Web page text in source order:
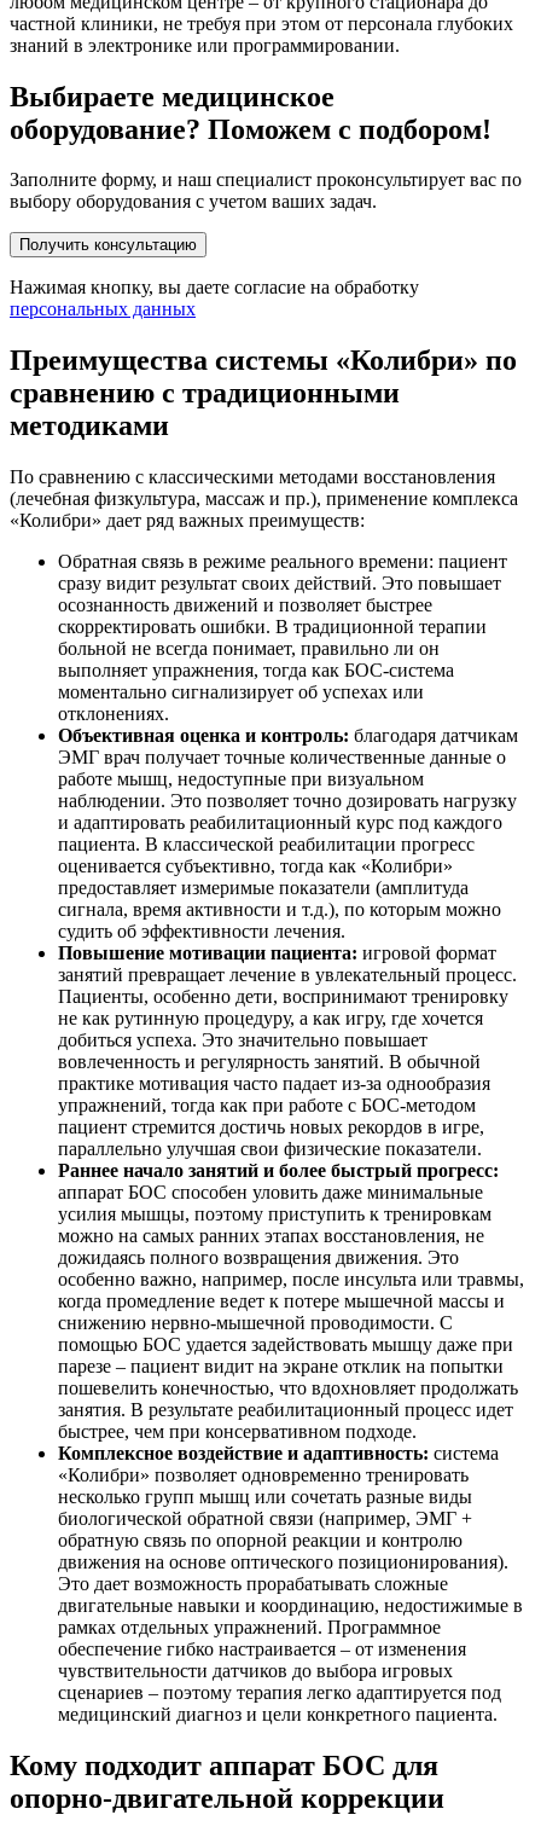
частной клиники, не требуя при этом от персонала глубоких
знаний в электронике или программировании.
Выбираете медицинское
оборудование? Поможем с подбором!
Заполните форму, и наш специалист проконсультирует вас по
выбору оборудования с учетом ваших задач.
Получить консультацию
Нажимая кнопку, вы даете согласие на обработку
персональных данных
Преимущества системы «Колибри» по
сравнению с традиционными
методиками
По сравнению с классическими методами восстановления
(лечебная физкультура, массаж и пр.), применение комплекса
«Колибри» дает ряд важных преимуществ:
Обратная связь в режиме реального времени: пациент
сразу видит результат своих действий. Это повышает
осознанность движений и позволяет быстрее
скорректировать ошибки. В традиционной терапии
больной не всегда понимает, правильно ли он
выполняет упражнения, тогда как БОС-система
моментально сигнализирует об успехах или
отклонениях.
Объективная оценка и контроль: благодаря датчикам
ЭМГ врач получает точные количественные данные о
работе мышц, недоступные при визуальном
наблюдении. Это позволяет точно дозировать нагрузку
и адаптировать реабилитационный курс под каждого
пациента. В классической реабилитации прогресс
оценивается субъективно, тогда как «Колибри»
предоставляет измеримые показатели (амплитуда
сигнала, время активности и т.д.), по которым можно
судить об эффективности лечения.
Повышение мотивации пациента: игровой формат
занятий превращает лечение в увлекательный процесс.
Пациенты, особенно дети, воспринимают тренировку
не как рутинную процедуру, а как игру, где хочется
добиться успеха. Это значительно повышает
вовлеченность и регулярность занятий. В обычной
практике мотивация часто падает из-за однообразия
упражнений, тогда как при работе с БОС-методом
пациент стремится достичь новых рекордов в игре,
параллельно улучшая свои физические показатели.
Раннее начало занятий и более быстрый прогресс:
аппарат БОС способен уловить даже минимальные
усилия мышцы, поэтому приступить к тренировкам
можно на самых ранних этапах восстановления, не
дожидаясь полного возвращения движения. Это
особенно важно, например, после инсульта или травмы,
когда промедление ведет к потере мышечной массы и
снижению нервно-мышечной проводимости. С
помощью БОС удается задействовать мышцу даже при
парезе – пациент видит на экране отклик на попытки
пошевелить конечностью, что вдохновляет продолжать
занятия. В результате реабилитационный процесс идет
быстрее, чем при консервативном подходе.
Комплексное воздействие и адаптивность: система
«Колибри» позволяет одновременно тренировать
несколько групп мышц или сочетать разные виды
биологической обратной связи (например, ЭМГ +
обратную связь по опорной реакции и контролю
движения на основе оптического позиционирования).
Это дает возможность прорабатывать сложные
двигательные навыки и координацию, недостижимые в
рамках отдельных упражнений. Программное
обеспечение гибко настраивается – от изменения
чувствительности датчиков до выбора игровых
сценариев – поэтому терапия легко адаптируется под
медицинский диагноз и цели конкретного пациента.
Кому подходит аппарат БОС для
опорно-двигательной коррекции